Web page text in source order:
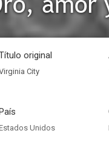
original
City
Unidos